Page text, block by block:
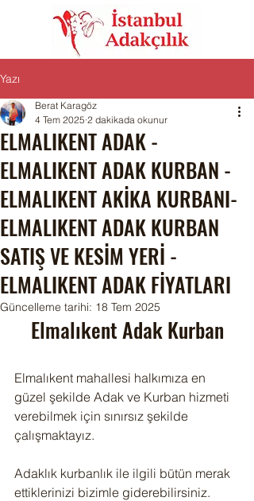
Yazı
ELMALIKENT ADAK -
ELMALIKENT ADAK KURBAN -
ELMALIKENT AKİKA KURBANI-
ELMALIKENT ADAK KURBAN
SATIŞ VE KESİM YERİ -
ELMALIKENT ADAK FİYATLARI
Berat Karagöz
4 Tem 2025 2 dakikada okunur
Güncelleme tarihi: 18 Tem 2025
Elmalıkent Adak Kurban
Elmalıkent mahallesi halkımıza en
güzel şekilde Adak ve Kurban hizmeti
verebilmek için sınırsız şekilde
çalışmaktayız.
Adaklık kurbanlık ile ilgili bütün merak
ettiklerinizi bizimle giderebilirsiniz.